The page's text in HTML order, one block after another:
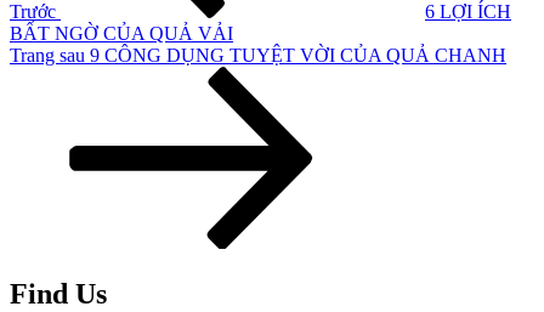
Trước
6 LỢI ÍCH
BẤT NGỜ CỦA QUẢ VẢI
Bài
Trang sau 9 CÔNG DỤNG TUYỆT VỜI CỦA QUẢ CHANH
Find Us